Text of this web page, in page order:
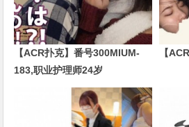
【ACR扑克】番号300MIUM-
183,职业护理师24岁
【